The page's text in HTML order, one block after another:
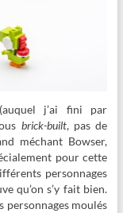
j’ai fini par
brick-built, pas de
méchant Bowser,
pour cette
personnages
qu’on s’y fait bien.
personnages moulés